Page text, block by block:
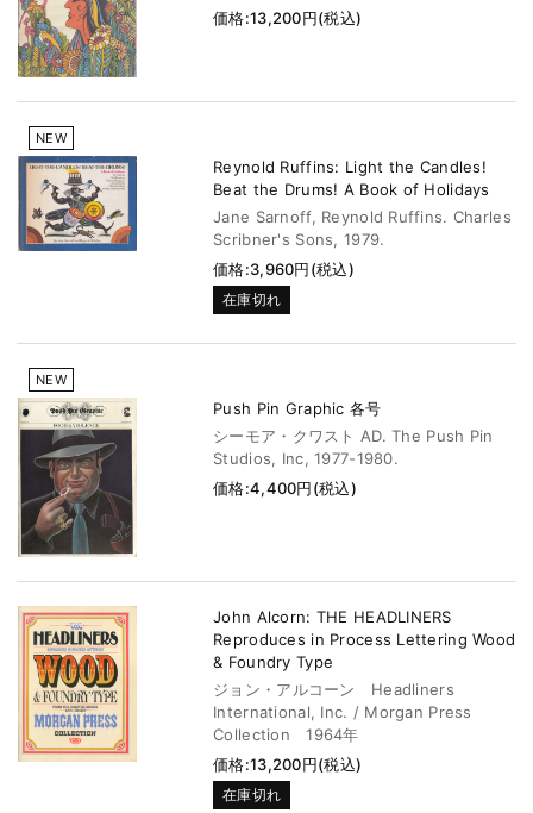
価格:13,200円(税込)
NEW
Reynold Ruffins: Light the Candles!
Beat the Drums! A Book of Holidays
Jane Sarnoff, Reynold Ruffins. Charles
Scribner's Sons, 1979.
価格:3,960円(税込)
在庫切れ
NEW
Push Pin Graphic 各号
シーモア・クワスト AD. The Push Pin
Studios, Inc, 1977-1980.
価格:4,400円(税込)
John Alcorn: THE HEADLINERS
Reproduces in Process Lettering Wood
& Foundry Type
ジョン・アルコーン Headliners
International, Inc. / Morgan Press
Collection 1964年
価格:13,200円(税込)
在庫切れ